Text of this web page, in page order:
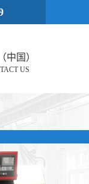
中国）
US